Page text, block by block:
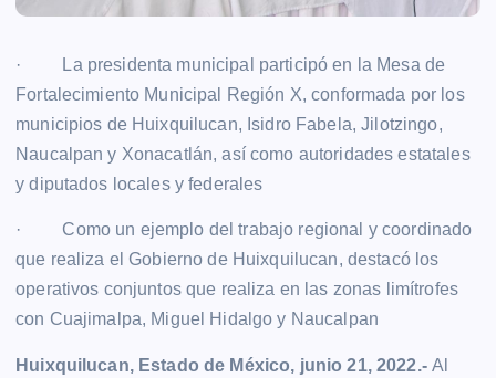
· La presidenta municipal participó en la Mesa de
Fortalecimiento Municipal Región X, conformada por los
municipios de Huixquilucan, Isidro Fabela, Jilotzingo,
Naucalpan y Xonacatlán, así como autoridades estatales
y diputados locales y federales
· Como un ejemplo del trabajo regional y coordinado
que realiza el Gobierno de Huixquilucan, destacó los
operativos conjuntos que realiza en las zonas limítrofes
con Cuajimalpa, Miguel Hidalgo y Naucalpan
Huixquilucan, Estado de México, junio 21, 2022.-Al